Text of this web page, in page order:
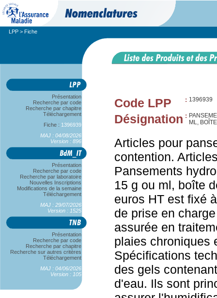
LPP > Fiche
Présentation
Recherche par code
Recherche par chapitre
Téléchargement
Fiche : 1396939
MAJ : 04/08/2026
Version : 896
Présentation
Recherche par code
Recherche par laboratoire
Nouvelles Inscriptions
Modifications de la semaine
Téléchargement
MAJ : 29/07/2026
Version : 1525
Présentation
Recherche par code
Recherche par chapitre
Recherche sur autres critères
Téléchargement
MAJ : 04/06/2026
Version : 105
Code LPP : 1396939
Désignation :
ML,
Articles pour
contention.
Pansements
15 g ou ml, boîte
euros HT est fixé
de prise en
assurée en
plaies chroniques
Spécifications
des gels
d'eau. Ils sont